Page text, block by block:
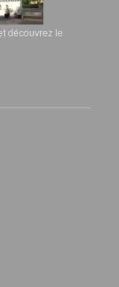
découvrez le